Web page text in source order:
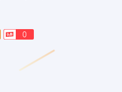
0